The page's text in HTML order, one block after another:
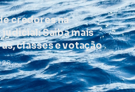
credores na
Saiba mais
classes e votação